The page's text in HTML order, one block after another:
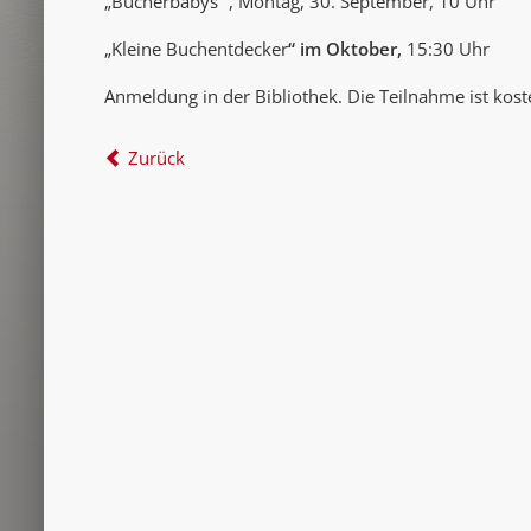
„Kleine Buchentdecker“ im Oktober, 15:30 Uhr
Anmeldung in der Bibliothek. Die Teilnahme ist
Zurück